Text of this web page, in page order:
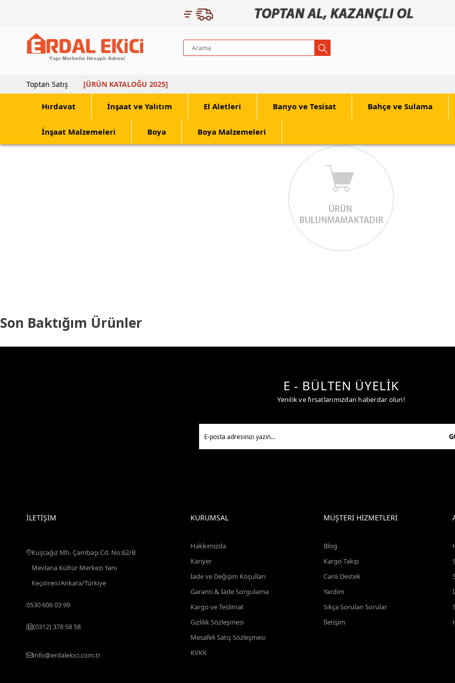
Toptan Satış [ÜRÜN KATALOĞU 2025]
Hırdavat İnşaat ve Yalıtım El Aletleri Banyo ve Tesisat Bahçe ve Sulama
İnşaat Malzemeleri Boya Boya Malzemeleri
Son Baktığım Ürünler
E - BÜLTEN ÜYELİK
Yenilik ve fırsatlarımızdan haberdar olun!
İLETİŞİM
Kuşcağız Mh. Çambaşı Cd. No:62/B
Mevlana Kültür Merkezi Yanı
Keçiören/Ankara/Türkiye
0530 606 03 99
(0312) 378 58 58
info@erdalekici.com.tr
KURUMSAL
Hakkımızda
Kariyer
İade ve Değişim Koşulları
Garanti & İade Sorgulama
Kargo ve Teslimat
Gizlilik Sözleşmesi
Mesafeli Satış Sözleşmesi
KVKK
MÜŞTERİ HİZMETLERİ
Blog
Kargo Takip
Canlı Destek
Yardım
Sıkça Sorulan Sorular
İletişim